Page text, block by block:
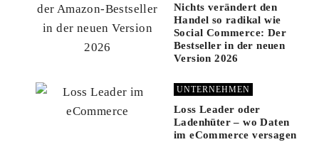
Nichts verändert den
Handel so radikal wie
Social Commerce: Der
Bestseller in der neuen
Version 2026
UNTERNEHMEN
Loss Leader oder
Ladenhüter – wo Daten
im eCommerce versagen